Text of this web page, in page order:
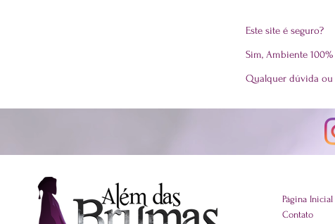
Este site é seguro?
Sim, Ambiente 100%
Qualquer dúvida ou
Página Inicial
Contato